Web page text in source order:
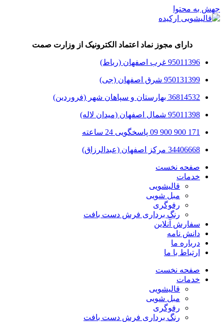
جهش به محتوا
دارای مجوز نماد اعتماد الکترونیک از وزارت صمت
95011396 غرب اصفهان (رباط)
950131399 شرق اصفهان (جی)
36814532 بهارستان و سپاهان شهر (فروردین)
95011398 شمال اصفهان (میدان لاله)
171 900 900 09 پاسخگویی 24 ساعته
34406668 مرکز اصفهان (عبدالرزاق)
صفحه نخست
خدمات
قالیشویی
مبل شویی
رفوگری
رنگ برداری فرش دست بافت
سفارش آنلاین
دانش نامه
درباره ما
ارتباط با ما
صفحه نخست
خدمات
قالیشویی
مبل شویی
رفوگری
رنگ برداری فرش دست بافت